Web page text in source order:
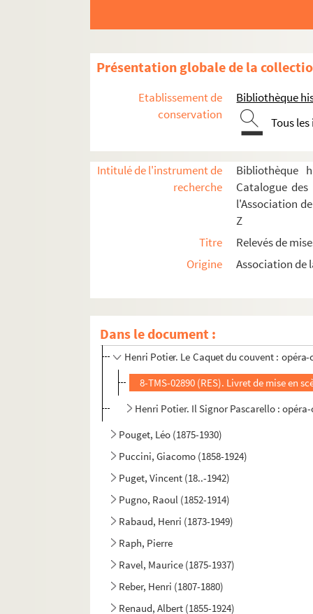
Présentation globale de la
Etablissement de
conservation
Bibliothèque
Tous
Intitulé de l'instrument de
recherche
Bibliothèque
Catalogue
l'Association
Z
Titre
Relevés de
Origine
Association de
Dans le document :
Pergolesi, Giovanni Battista (1710-1736)
Perrin, Jules (1839-1911)
Perronnet, Joanni (1855-1900)
Pessard, Émile (1843-1917)
Pillevestre, Jules (1837-1903)
Planquette, Robert (1848-1903)
Poise, Ferdinand (1828-1892)
Ponchielli, Amilcare (1834-1886)
Poncin, Eugène (1860-1940)
Henri Potier. Mademoiselle de Mérange
Henri Potier. Le Caquet du couvent :
8-TMS-02890 (RES). Livret de mise en
Henri Potier. Il Signor Pascarello :
Pouget, Léo (1875-1930)
Puccini, Giacomo (1858-1924)
Puget, Vincent (18..-1942)
Pugno, Raoul (1852-1914)
Rabaud, Henri (1873-1949)
Raph, Pierre
Ravel, Maurice (1875-1937)
Reber, Henri (1807-1880)
Renaud, Albert (1855-1924)